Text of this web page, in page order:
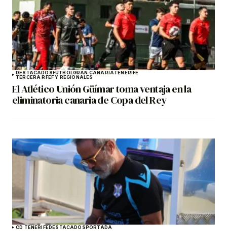
DESTACADOSFÚTBOLGRAN CANARIATENERIFE
TERCERA RFEF Y REGIONALES
El Atlético Unión Güímar toma ventaja en la
eliminatoria canaria de Copa del Rey
CD TENERIFEDESTACADOSPORTADA